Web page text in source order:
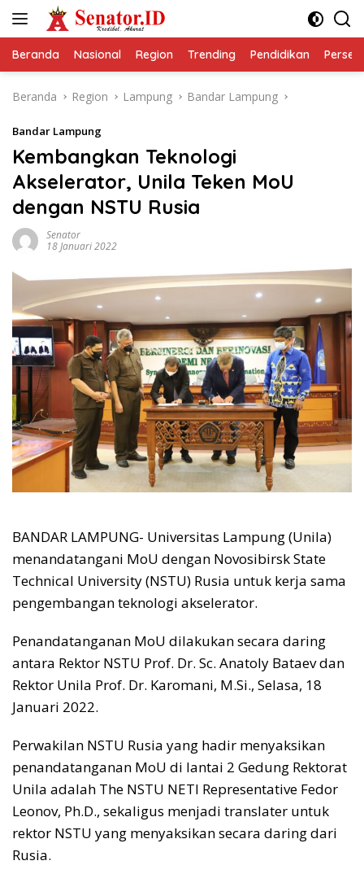
Beranda Nasional Region Trending Pendidikan
Beranda Region Lampung Bandar Lampung
Bandar Lampung
Kembangkan Teknologi
Akselerator, Unila Teken MoU
dengan NSTU Rusia
Senator
18 Januari 2022
BANDAR LAMPUNG- Universitas Lampung (Unila)
menandatangani MoU dengan Novosibirsk State
Technical University (NSTU) Rusia untuk kerja sama
pengembangan teknologi akselerator.
Penandatanganan MoU dilakukan secara daring
antara Rektor NSTU Prof. Dr. Sc. Anatoly Bataev dan
Rektor Unila Prof. Dr. Karomani, M.Si., Selasa, 18
Januari 2022.
Perwakilan NSTU Rusia yang hadir menyaksikan
penandatanganan MoU di lantai 2 Gedung Rektorat
Unila adalah The NSTU NETI Representative Fedor
Leonov, Ph.D., sekaligus menjadi translater untuk
rektor NSTU yang menyaksikan secara daring dari
Rusia.